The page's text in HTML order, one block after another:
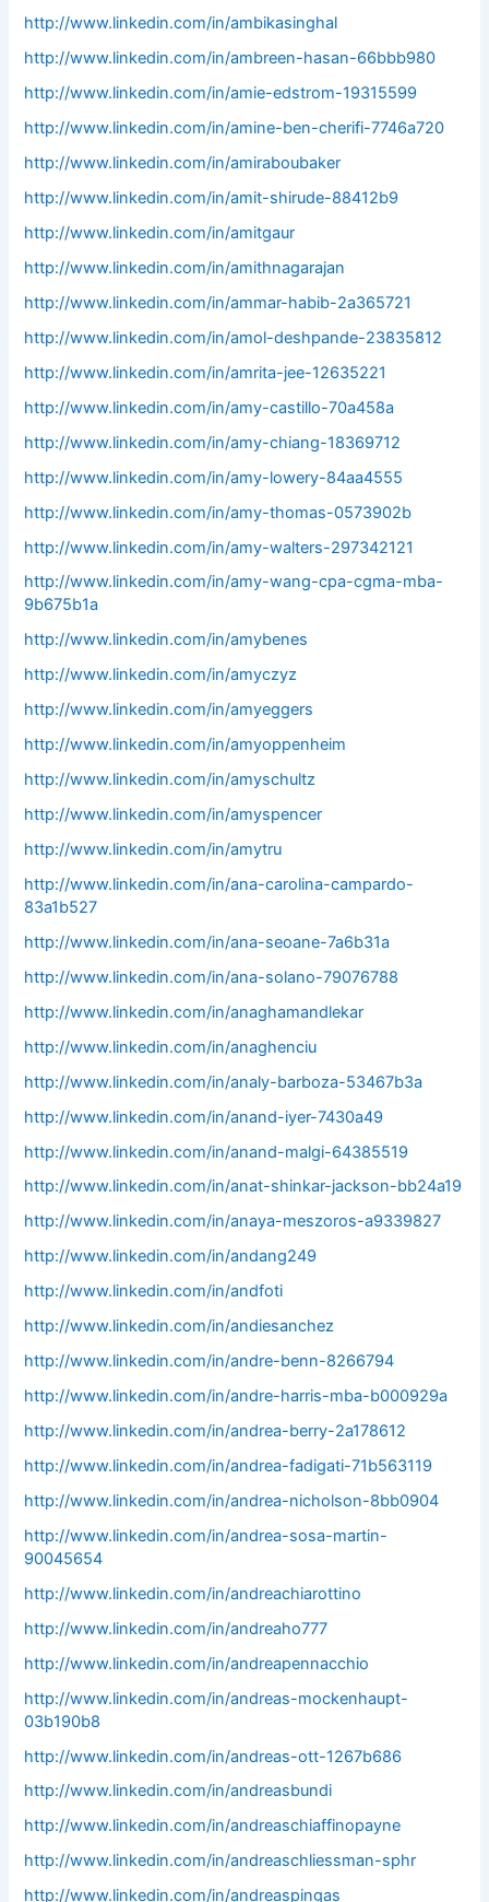
http://www.linkedin.com/in/ambikasinghal
http://www.linkedin.com/in/ambreen-hasan-66bbb980
http://www.linkedin.com/in/amie-edstrom-19315599
http://www.linkedin.com/in/amine-ben-cherifi-7746a720
http://www.linkedin.com/in/amiraboubaker
http://www.linkedin.com/in/amit-shirude-88412b9
http://www.linkedin.com/in/amitgaur
http://www.linkedin.com/in/amithnagarajan
http://www.linkedin.com/in/ammar-habib-2a365721
http://www.linkedin.com/in/amol-deshpande-23835812
http://www.linkedin.com/in/amrita-jee-12635221
http://www.linkedin.com/in/amy-castillo-70a458a
http://www.linkedin.com/in/amy-chiang-18369712
http://www.linkedin.com/in/amy-lowery-84aa4555
http://www.linkedin.com/in/amy-thomas-0573902b
http://www.linkedin.com/in/amy-walters-297342121
http://www.linkedin.com/in/amy-wang-cpa-cgma-mba-
9b675b1a
http://www.linkedin.com/in/amybenes
http://www.linkedin.com/in/amyczyz
http://www.linkedin.com/in/amyeggers
http://www.linkedin.com/in/amyoppenheim
http://www.linkedin.com/in/amyschultz
http://www.linkedin.com/in/amyspencer
http://www.linkedin.com/in/amytru
http://www.linkedin.com/in/ana-carolina-campardo-
83a1b527
http://www.linkedin.com/in/ana-seoane-7a6b31a
http://www.linkedin.com/in/ana-solano-79076788
http://www.linkedin.com/in/anaghamandlekar
http://www.linkedin.com/in/anaghenciu
http://www.linkedin.com/in/analy-barboza-53467b3a
http://www.linkedin.com/in/anand-iyer-7430a49
http://www.linkedin.com/in/anand-malgi-64385519
http://www.linkedin.com/in/anat-shinkar-jackson-bb24a19
http://www.linkedin.com/in/anaya-meszoros-a9339827
http://www.linkedin.com/in/andang249
http://www.linkedin.com/in/andfoti
http://www.linkedin.com/in/andiesanchez
http://www.linkedin.com/in/andre-benn-8266794
http://www.linkedin.com/in/andre-harris-mba-b000929a
http://www.linkedin.com/in/andrea-berry-2a178612
http://www.linkedin.com/in/andrea-fadigati-71b563119
http://www.linkedin.com/in/andrea-nicholson-8bb0904
http://www.linkedin.com/in/andrea-sosa-martin-
90045654
http://www.linkedin.com/in/andreachiarottino
http://www.linkedin.com/in/andreaho777
http://www.linkedin.com/in/andreapennacchio
http://www.linkedin.com/in/andreas-mockenhaupt-
03b190b8
http://www.linkedin.com/in/andreas-ott-1267b686
http://www.linkedin.com/in/andreasbundi
http://www.linkedin.com/in/andreaschiaffinopayne
http://www.linkedin.com/in/andreaschliessman-sphr
http://www.linkedin.com/in/andreaspingas